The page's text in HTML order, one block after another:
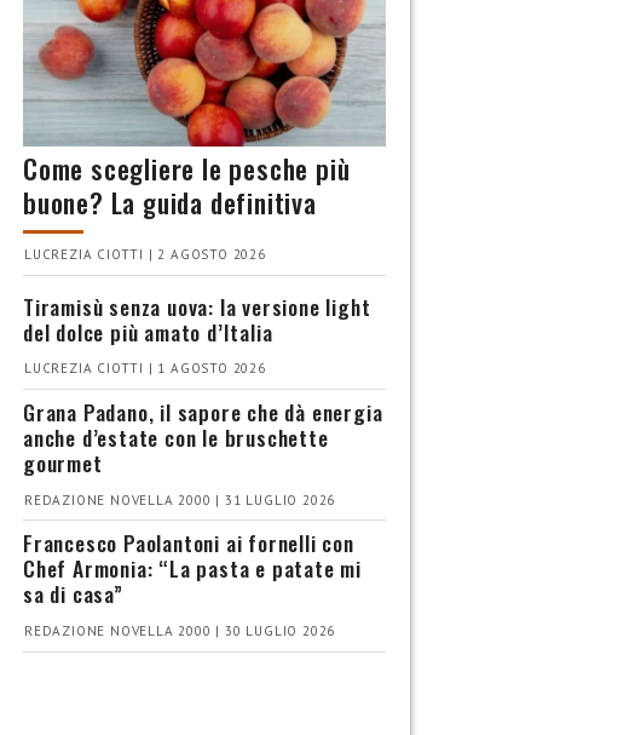
Come scegliere le pesche più
buone? La guida definitiva
LUCREZIA CIOTTI | 2 AGOSTO 2026
Tiramisù senza uova: la versione light
del dolce più amato d’Italia
LUCREZIA CIOTTI | 1 AGOSTO 2026
Grana Padano, il sapore che dà energia
anche d’estate con le bruschette
gourmet
REDAZIONE NOVELLA 2000 | 31 LUGLIO 2026
Francesco Paolantoni ai fornelli con
Chef Armonia: “La pasta e patate mi
sa di casa”
REDAZIONE NOVELLA 2000 | 30 LUGLIO 2026